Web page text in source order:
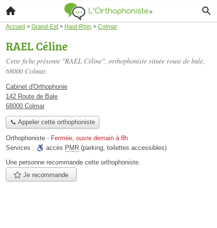
Accueil > Grand-Est> Haut-Rhin > Colmar
RAEL Céline
Cette fiche présente "RAEL Céline", orthophoniste située route de bale,
68000 Colmar.
Cabinet d'Orthophonie
142 Route de Bale
68000 Colmar
📞 Appeler cette orthophoniste
Orthophoniste - Fermée, ouvre demain à 8h
Services :
accès PMR (parking, toilettes accessibles)
Une personne recommande cette orthophoniste.
Je recommande